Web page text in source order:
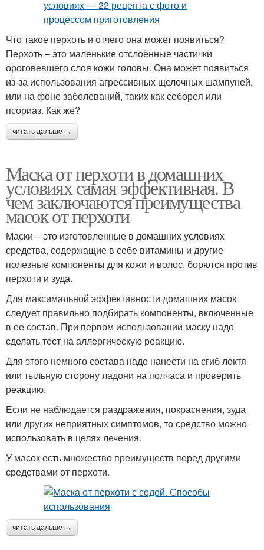
Что такое перхоть и отчего она может появиться?
Перхоть – это маленькие отслоённые частички
ороговевшего слоя кожи головы. Она может появиться
из-за использования агрессивных щелочных шампуней,
или на фоне заболеваний, таких как себорея или
псориаз. Как же?
читать дальше →
Маска от перхоти в домашних
условиях самая эффективная. В
чем заключаются преимущества
масок от перхоти
Маски – это изготовленные в домашних условиях
средства, содержащие в себе витамины и другие
полезные компоненты для кожи и волос, борются против
перхоти и зуда.
Для максимальной эффективности домашних масок
следует правильно подбирать компоненты, включенные
в ее состав. При первом использовании маску надо
сделать тест на аллергическую реакцию.
Для этого немного состава надо нанести на сгиб локтя
или тыльную сторону ладони на полчаса и проверить
реакцию.
Если не наблюдается раздражения, покраснения, зуда
или других неприятных симптомов, то средство можно
использовать в целях лечения.
У масок есть множество преимуществ перед другими
средствами от перхоти.
читать дальше →